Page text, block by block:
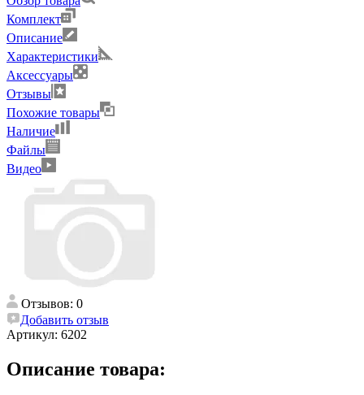
Комплект
Описание
Характеристики
Аксессуары
Отзывы
Похожие товары
Наличие
Файлы
Видео
Отзывов: 0
Добавить отзыв
Артикул: 6202
Описание товара: